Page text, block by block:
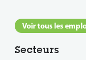
Voir tous les
Secteurs